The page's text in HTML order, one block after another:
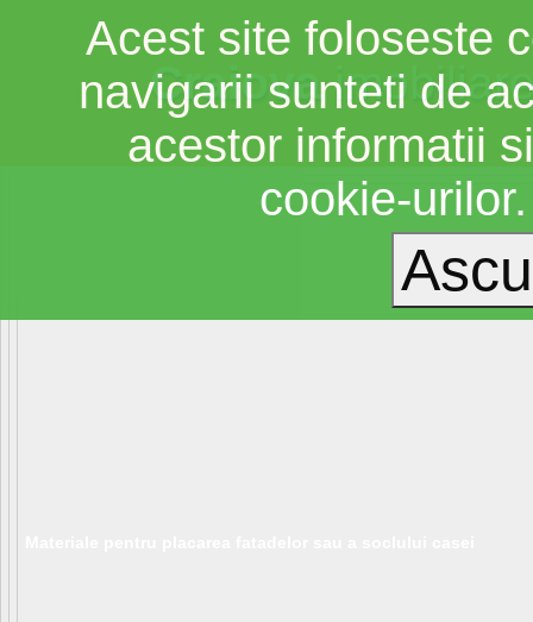
Craiova
Acest site foloseste
navigarii sunteti de
acestor informatii
cookie-